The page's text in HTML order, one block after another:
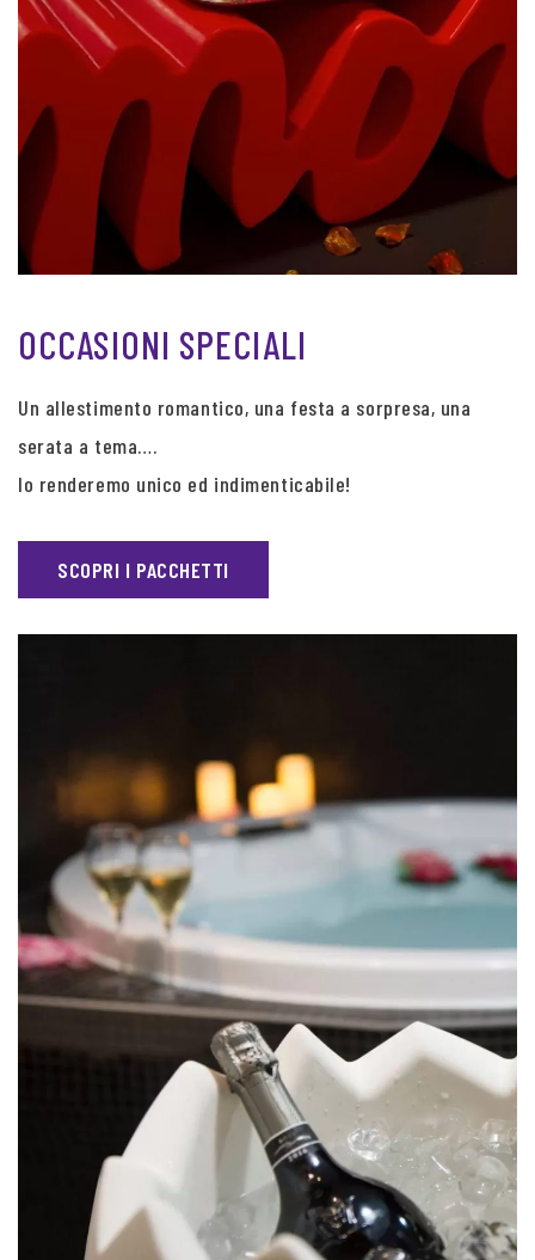
OCCASIONI SPECIALI
Un allestimento romantico, una festa a sorpresa, una
serata a tema….
lo renderemo unico ed indimenticabile!
SCOPRI I PACCHETTI